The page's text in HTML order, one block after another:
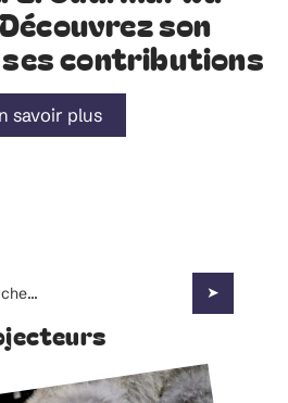
son
contributions
savoir plus